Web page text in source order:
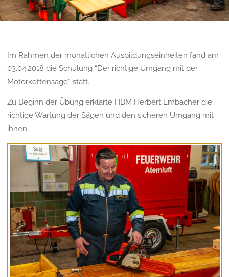
Im Rahmen der monatlichen Ausbildungseinheiten fand am
03.04.2018 die Schulung “Der richtige Umgang mit der
Motorkettensäge” statt.
Zu Beginn der Übung erklärte HBM Herbert Embacher die
richtige Wartung der Sägen und den sicheren Umgang mit
ihnen.